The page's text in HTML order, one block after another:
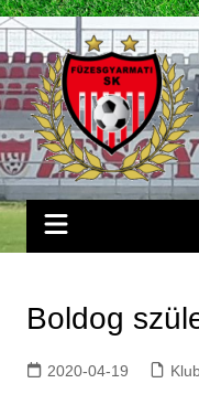
Skip
to
content
Boldog
2020-04-19